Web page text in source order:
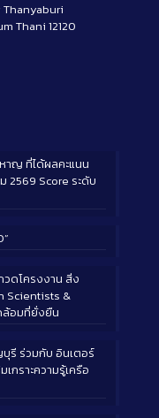
Thanyaburi
Thani 12120
ญ ที่ได้ผลคะแนน
2569 Score ระดับ
วดโครงงาน สิ่ง
Scientists &
ล้อมที่ยั่งยืน
รี ร่วมกับ อินเตอร์
กราะความรู้เครือ